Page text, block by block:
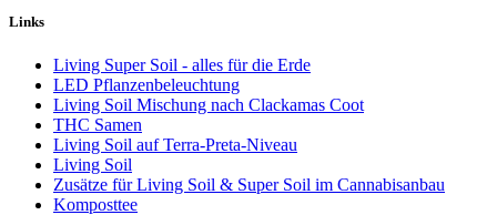
Links
Living Super Soil - alles für die Erde
LED Pflanzenbeleuchtung
Living Soil Mischung nach Clackamas Coot
THC Samen
Living Soil auf Terra-Preta-Niveau
Living Soil
Zusätze für Living Soil & Super Soil im Cannabisanbau
Komposttee